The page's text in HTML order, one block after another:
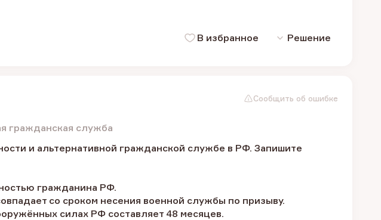
В избранное Решение
Сообщить об ошибке
гражданская служба
и альтернативной гражданской службе в РФ. Запишите
гражданина РФ.
со сроком несения военной службы по призыву.
силах РФ составляет 48 месяцев.